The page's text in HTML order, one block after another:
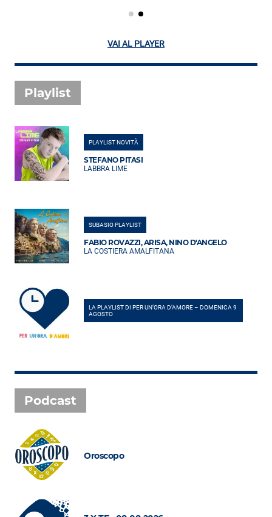
VAI AL PLAYER
Playlist
PLAYLIST NOVITÀ
STEFANO PITASI
LABBRA LIME
SUBASIO PLAYLIST
FABIO ROVAZZI, ARISA, NINO D'ANGELO
LA COSTIERA AMALFITANA
LA PLAYLIST DI PER UN’ORA D’AMORE – DOMENICA 9
AGOSTO
Podcast
Oroscopo